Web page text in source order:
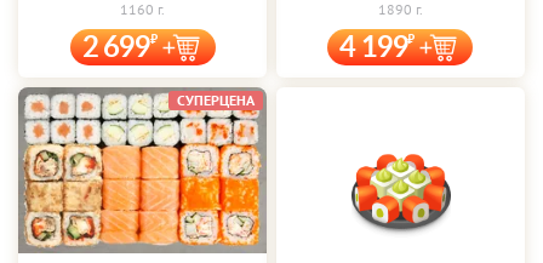
1160 г.
2 699
1890 г.
4 199
СУПЕРЦЕНА